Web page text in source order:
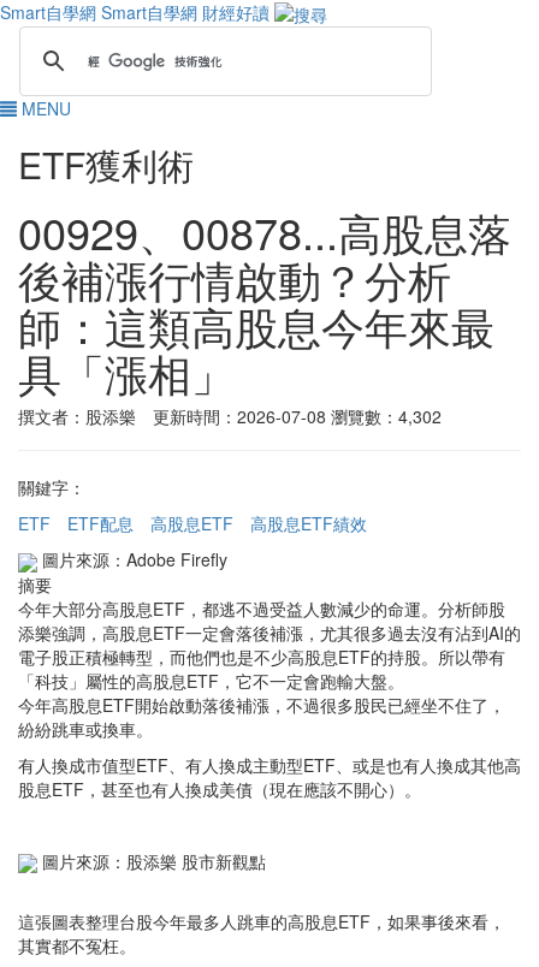
Smart自學網 Smart自學網 財經好讀
MENU
ETF獲利術
00929、00878...高股息落
後補漲行情啟動？分析
師：這類高股息今年來最
具「漲相」
撰文者：股添樂 更新時間：2026-07-08 瀏覽數：4,302
關鍵字：
ETF
ETF配息 高股息ETF
高股息ETF績效
圖片來源：Adobe Firefly
摘要
今年大部分高股息ETF，都逃不過受益人數減少的命運。分析師股
添樂強調，高股息ETF一定會落後補漲，尤其很多過去沒有沾到AI的
電子股正積極轉型，而他們也是不少高股息ETF的持股。所以帶有
「科技」屬性的高股息ETF，它不一定會跑輸大盤。
今年高股息ETF開始啟動落後補漲，不過很多股民已經坐不住了，
紛紛跳車或換車。
有人換成市值型ETF、有人換成主動型ETF、或是也有人換成其他高
股息ETF，甚至也有人換成美債（現在應該不開心）。
圖片來源：股添樂 股市新觀點
這張圖表整理台股今年最多人跳車的高股息ETF，如果事後來看，
其實都不冤枉。